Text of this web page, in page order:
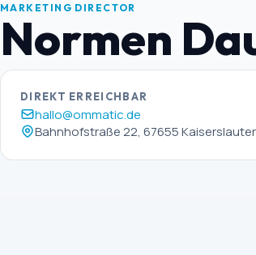
MARKETING DIRECTOR
Normen
DIREKT ERREICHBAR
hallo@ommatic.de
Bahnhofstraße 22, 67655